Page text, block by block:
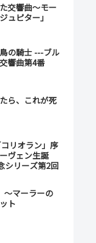
交響曲〜モー
ュピター」
の騎士 ---ブル
響曲第4番
ら、これが死
リオラン」序
ヴェン生誕
シリーズ第2回
マーラーの
ト